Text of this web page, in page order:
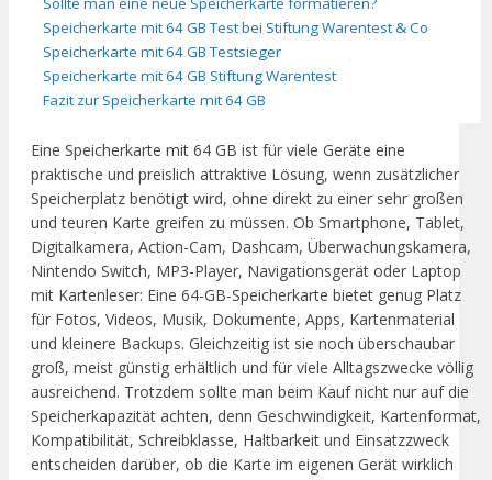
Speicherkarte mit 64 GB Test bei Stiftung Warentest & Co
Speicherkarte mit 64 GB Testsieger
Speicherkarte mit 64 GB Stiftung Warentest
Fazit zur Speicherkarte mit 64 GB
Eine Speicherkarte mit 64 GB ist für viele Geräte eine
praktische und preislich attraktive Lösung, wenn zusätzlicher
Speicherplatz benötigt wird, ohne direkt zu einer sehr großen
und teuren Karte greifen zu müssen. Ob Smartphone, Tablet,
Digitalkamera, Action-Cam, Dashcam, Überwachungskamera,
Nintendo Switch, MP3-Player, Navigationsgerät oder Laptop
mit Kartenleser: Eine 64-GB-Speicherkarte bietet genug Platz
für Fotos, Videos, Musik, Dokumente, Apps, Kartenmaterial
und kleinere Backups. Gleichzeitig ist sie noch überschaubar
groß, meist günstig erhältlich und für viele Alltagszwecke völlig
ausreichend. Trotzdem sollte man beim Kauf nicht nur auf die
Speicherkapazität achten, denn Geschwindigkeit, Kartenformat,
Kompatibilität, Schreibklasse, Haltbarkeit und Einsatzzweck
entscheiden darüber, ob die Karte im eigenen Gerät wirklich